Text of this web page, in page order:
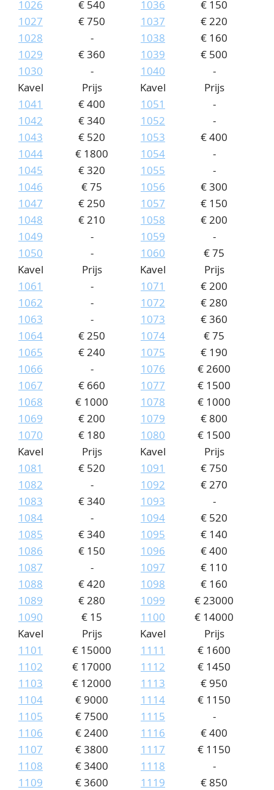
1026
€ 540
1027
€ 750
1028
-
1029
€ 360
1030
-
1036
€ 150
1037
€ 220
1038
€ 160
1039
€ 500
1040
-
Kavel
Prijs
1041
€ 400
1042
€ 340
1043
€ 520
1044
€ 1800
1045
€ 320
1046
€ 75
1047
€ 250
1048
€ 210
1049
-
1050
-
Kavel
Prijs
1051
-
1052
-
1053
€ 400
1054
-
1055
-
1056
€ 300
1057
€ 150
1058
€ 200
1059
-
1060
€ 75
Kavel
Prijs
1061
-
1062
-
1063
-
1064
€ 250
1065
€ 240
1066
-
1067
€ 660
1068
€ 1000
1069
€ 200
1070
€ 180
Kavel
Prijs
1071
€ 200
1072
€ 280
1073
€ 360
1074
€ 75
1075
€ 190
1076
€ 2600
1077
€ 1500
1078
€ 1000
1079
€ 800
1080
€ 1500
Kavel
Prijs
1081
€ 520
1082
-
1083
€ 340
1084
-
1085
€ 340
1086
€ 150
1087
-
1088
€ 420
1089
€ 280
1090
€ 15
Kavel
Prijs
1091
€ 750
1092
€ 270
1093
-
1094
€ 520
1095
€ 140
1096
€ 400
1097
€ 110
1098
€ 160
1099
€ 23000
1100
€ 14000
Kavel
Prijs
1101
€ 15000
1102
€ 17000
1103
€ 12000
1104
€ 9000
1105
€ 7500
1106
€ 2400
1107
€ 3800
1108
€ 3400
1109
€ 3600
Kavel
Prijs
1111
€ 1600
1112
€ 1450
1113
€ 950
1114
€ 1150
1115
-
1116
€ 400
1117
€ 1150
1118
-
1119
€ 850